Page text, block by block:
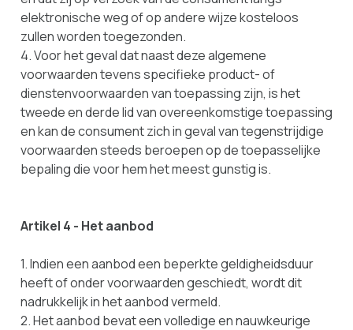
elektronische weg of op andere wijze kosteloos
zullen worden toegezonden.
4. Voor het geval dat naast deze algemene
voorwaarden tevens specifieke product- of
dienstenvoorwaarden van toepassing zijn, is het
tweede en derde lid van overeenkomstige toepassing
en kan de consument zich in geval van tegenstrijdige
voorwaarden steeds beroepen op de toepasselijke
bepaling die voor hem het meest gunstig is.
Artikel 4 - Het aanbod
1. Indien een aanbod een beperkte geldigheidsduur
heeft of onder voorwaarden geschiedt, wordt dit
nadrukkelijk in het aanbod vermeld.
2. Het aanbod bevat een volledige en nauwkeurige